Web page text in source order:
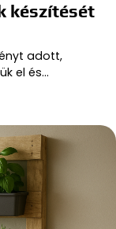
készítését
adott,
el és…